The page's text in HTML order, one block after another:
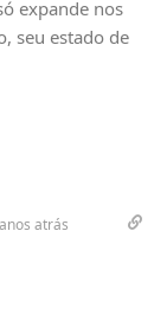
expande nos
seu estado de
atrás